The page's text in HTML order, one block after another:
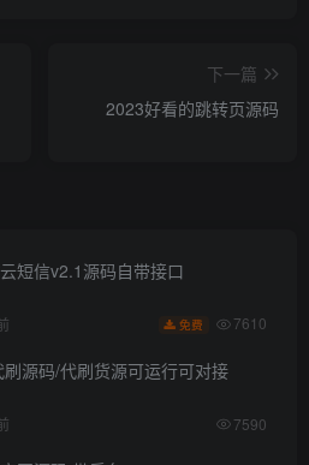
下一篇
2023好看的跳转页源码
短信v2.1源码自带接口
免费 7610
源码/代刷货源可运行可对接
7590